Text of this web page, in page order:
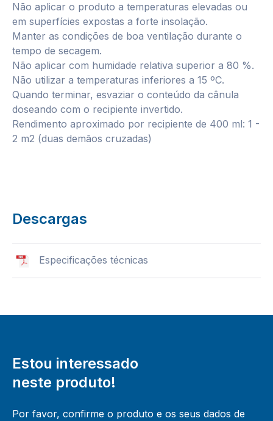
Não aplicar o produto a temperaturas elevadas ou
em superfícies expostas a forte insolação.
Manter as condições de boa ventilação durante o
tempo de secagem.
Não aplicar com humidade relativa superior a 80 %.
Não utilizar a temperaturas inferiores a 15 ºC.
Quando terminar, esvaziar o conteúdo da cânula
doseando com o recipiente invertido.
Rendimento aproximado por recipiente de 400 ml: 1 -
2 m2 (duas demãos cruzadas)
Descargas
Especificações técnicas
Estou interessado
neste produto!
Por favor, confirme o produto e os seus dados de